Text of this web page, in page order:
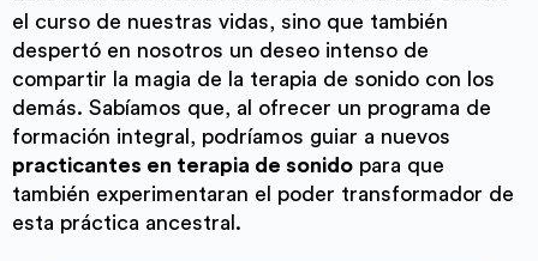
el curso de nuestras vidas, sino que también
despertó en nosotros un deseo intenso de
compartir la magia de la terapia de sonido con los
demás. Sabíamos que, al ofrecer un programa de
formación integral, podríamos guiar a nuevos
practicantes en terapia de sonido para que
también experimentaran el poder transformador de
esta práctica ancestral.